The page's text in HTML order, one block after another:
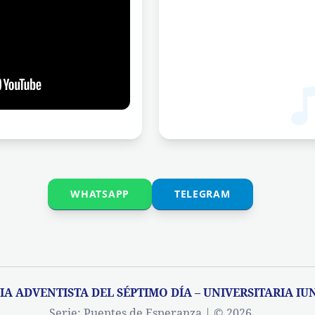
WHATSAPP TELEGRAM
ADVENTISTA DEL SÉPTIMO DÍA – UNIVERSITARIA